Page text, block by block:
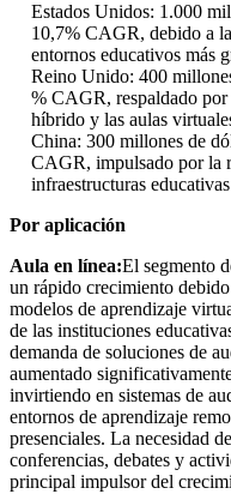
Estados Unidos: 1.000
10,7% CAGR, debido a
entornos educativos más
Reino Unido: 400
% CAGR, respaldado por
híbrido y las aulas
China: 300 millones de
CAGR, impulsado por la
infraestructuras
Por aplicación
Aula en línea:El segmento
un rápido crecimiento
modelos de aprendizaje
de las instituciones
demanda de soluciones de
aumentado
invirtiendo en sistemas de
entornos de aprendizaje
presenciales. La necesidad
conferencias, debates y
principal impulsor del